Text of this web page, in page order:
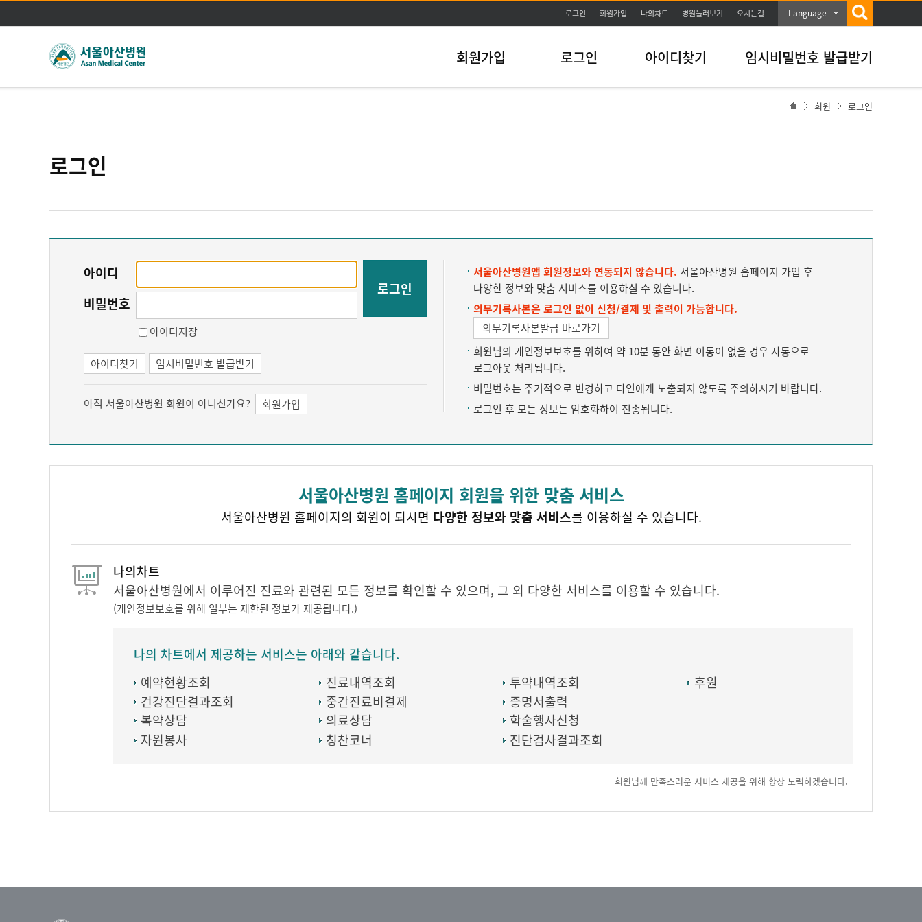
주메뉴바로가기
본문바로가기
로그인 회원가입 나의차트 병원둘러보기 오시는길 Language
회원가입 로그인 아이디찾기 임시비밀번호 발급받기
회원 로그인
로그인
아이디
비밀번호
아이디저장
로그인
아이디찾기 임시비밀번호 발급받기
아직 서울아산병원 회원이 아니신가요? 회원가입
서울아산병원앱 회원정보와 연동되지 않습니다. 서울아산병원 홈페이지 가입 후
다양한 정보와 맞춤 서비스를 이용하실 수 있습니다.
의무기록사본은 로그인 없이 신청/결제 및 출력이 가능합니다.
의무기록사본발급 바로가기
회원님의 개인정보보호를 위하여 약 10분 동안 화면 이동이 없을 경우 자동으로
로그아웃 처리됩니다.
비밀번호는 주기적으로 변경하고 타인에게 노출되지 않도록 주의하시기 바랍니다.
로그인 후 모든 정보는 암호화하여 전송됩니다.
서울아산병원 홈페이지 회원을 위한 맞춤 서비스
서울아산병원 홈페이지의 회원이 되시면 다양한 정보와 맞춤 서비스를 이용하실 수 있습니다.
나의차트
서울아산병원에서 이루어진 진료와 관련된 모든 정보를 확인할 수 있으며, 그 외 다양한 서비스를 이용할 수 있습니다.
(개인정보보호를 위해 일부는 제한된 정보가 제공됩니다.)
나의 차트에서 제공하는 서비스는 아래와 같습니다.
예약현황조회
건강진단결과조회
복약상담
자원봉사
진료내역조회
중간진료비결제
의료상담
칭찬코너
투약내역조회
증명서출력
학술행사신청
진단검사결과조회
후원
회원님께 만족스러운 서비스 제공을 위해 항상 노력하겠습니다.